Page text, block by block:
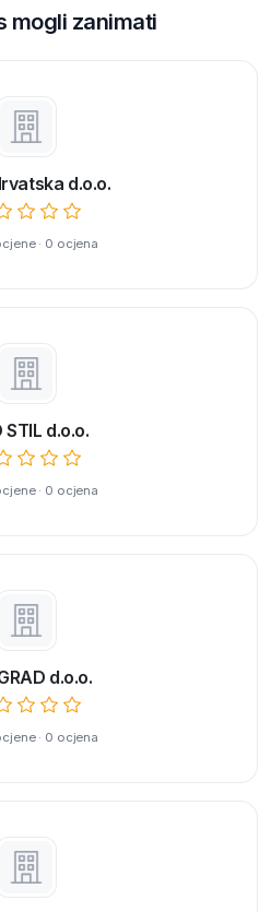
mogli zanimati
d.o.o.
· 0 ocjena
STIL d.o.o.
· 0 ocjena
d.o.o.
· 0 ocjena